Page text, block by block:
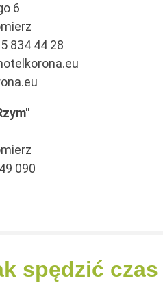
6
834 44 28
090
spędzić czas